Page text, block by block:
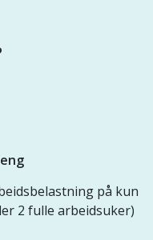
på kun
2 fulle arbeidsuker)